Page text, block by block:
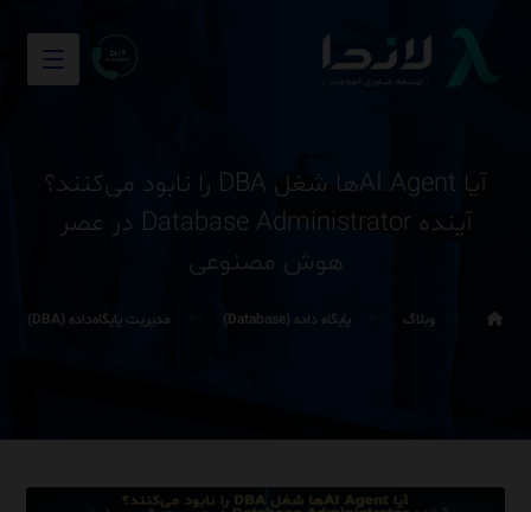
آیا AI Agentها شغل DBA را نابود می‌کنند؟
آینده Database Administrator در عصر
هوش مصنوعی
وبلاگ پایگاه داده (Database) مدیریت پایگاه‌داده (DBA)